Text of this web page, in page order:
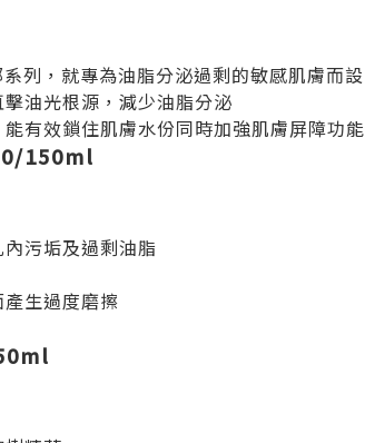
列，就專為油脂分泌過剩的敏感肌膚而設
油光根源，減少油脂分泌
有效鎖住肌膚水份同時加強肌膚屏障功能
150ml
污垢及過剩油脂
生過度磨擦